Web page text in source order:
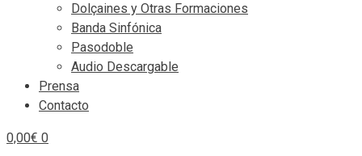
Dolçaines y Otras Formaciones
Banda Sinfónica
Pasodoble
Audio Descargable
Prensa
Contacto
0,00€ 0